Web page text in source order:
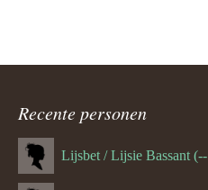
Recente personen